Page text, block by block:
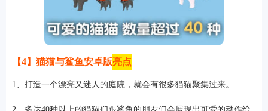
【4】猫猫与鲨鱼安卓版亮点
1、打造一个漂亮又迷人的庭院，就会有很多猫猫聚集过来。